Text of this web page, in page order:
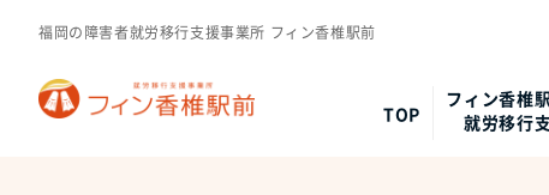
福岡の障害者就労移行支援事業所 フィン香椎駅前
TOP
フィン香椎
就労移行